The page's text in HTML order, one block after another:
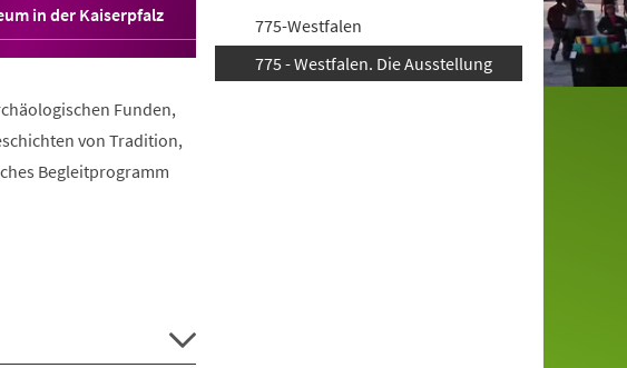
in der Kaiserpfalz
Funden,
von Tradition,
Begleitprogramm
775-Westfalen
775 - Westfalen. Die Ausstellung